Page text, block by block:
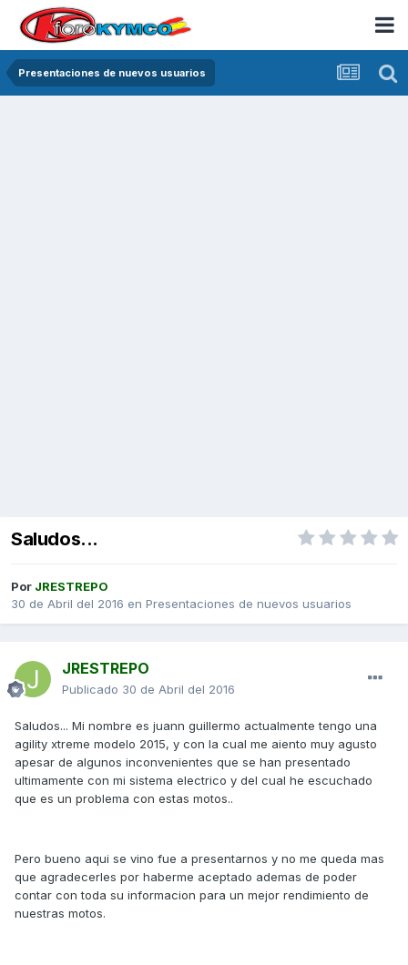
Presentaciones de nuevos usuarios
Saludos...
Por JRESTREPO
30 de Abril del 2016 en Presentaciones de nuevos usuarios
JRESTREPO
Publicado 30 de Abril del 2016
Saludos... Mi nombre es juann guillermo actualmente tengo una
agility xtreme modelo 2015, y con la cual me aiento muy agusto
apesar de algunos inconvenientes que se han presentado
ultimamente con mi sistema electrico y del cual he escuchado
que es un problema con estas motos..
Pero bueno aqui se vino fue a presentarnos y no me queda mas
que agradecerles por haberme aceptado ademas de poder
contar con toda su informacion para un mejor rendimiento de
nuestras motos.